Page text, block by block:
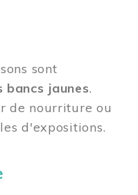
sont
bancs jaunes.
de nourriture ou
d'expositions.